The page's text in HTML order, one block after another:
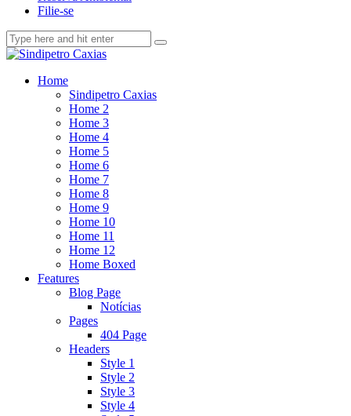
Filie-se
Home
Sindipetro Caxias
Home 2
Home 3
Home 4
Home 5
Home 6
Home 7
Home 8
Home 9
Home 10
Home 11
Home 12
Home Boxed
Features
Blog Page
Notícias
Pages
404 Page
Headers
Style 1
Style 2
Style 3
Style 4